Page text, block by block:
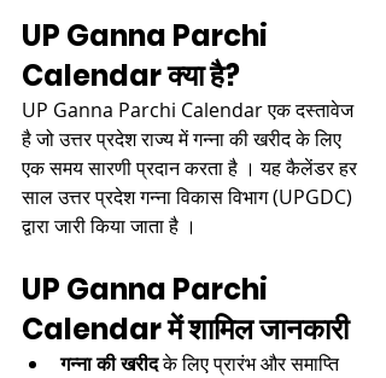
UP Ganna Parchi
Calendar क्या है?
UP Ganna Parchi Calendar एक दस्तावेज
है जो उत्तर प्रदेश राज्य में गन्ना की खरीद के लिए
एक समय सारणी प्रदान करता है । यह कैलेंडर हर
साल उत्तर प्रदेश गन्ना विकास विभाग (UPGDC)
द्वारा जारी किया जाता है ।​
UP Ganna Parchi
Calendar में शामिल जानकारी
गन्ना की खरीद के लिए प्रारंभ और समाप्ति